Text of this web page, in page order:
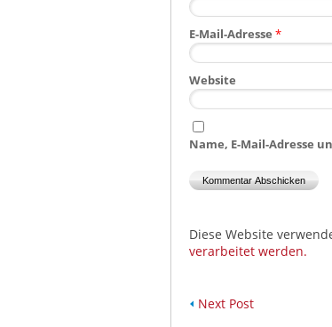
E-Mail-Adresse *
Website
Name, E-Mail-Adresse
Diese Website
verarbeitet werden.
Next Post